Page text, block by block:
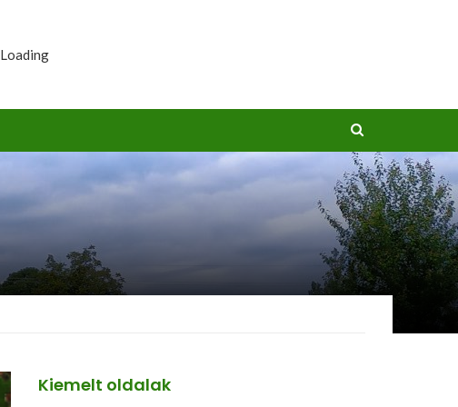
Loading
Kiemelt oldalak